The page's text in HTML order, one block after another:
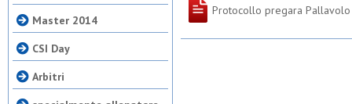
Master 2014
CSI Day
Arbitri
Protocollo pregara Pallavolo